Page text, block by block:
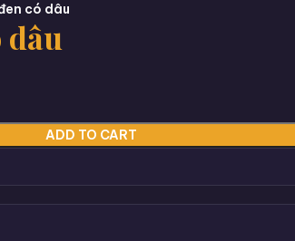
có dâu
dâu
ADD TO CART